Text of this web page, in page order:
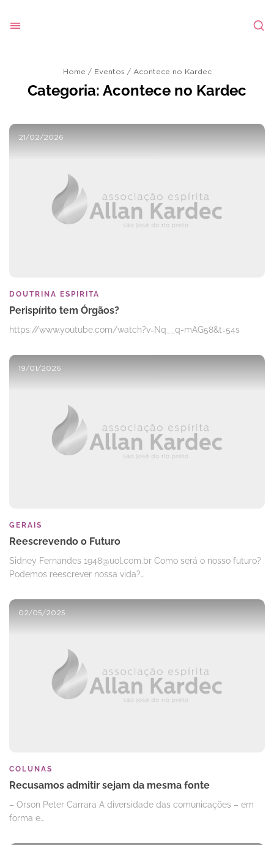
Home / Eventos / Acontece no Kardec
Categoria: Acontece no Kardec
21/02/2026
DOUTRINA ESPIRITA
Perispírito tem Órgãos?
https://www.youtube.com/watch?v=Nq__q-mAG58&t=54s
19/01/2026
GERAIS
Reescrevendo o Futuro
Sidney Fernandes 1948@uol.com.br Como será o nosso futuro?
Podemos reescrever nossa vida?…
02/05/2025
COLUNAS
Recusamos admitir sejam da mesma fonte
– Orson Peter Carrara A diversidade das comunicações – em
forma e…